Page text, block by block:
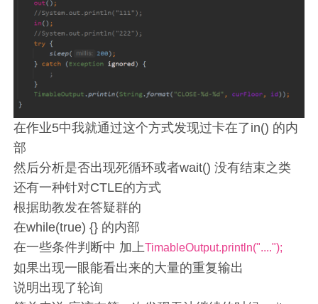
在作业5中我就通过这个方式发现过卡在了in() 的内
部
然后分析是否出现死循环或者wait() 没有结束之类
还有一种针对CTLE的方式
根据助教发在答疑群的
在while(true) {} 的内部
在一些条件判断中 加上TimableOutput.println("....");
如果出现一眼能看出来的大量的重复输出
说明出现了轮询